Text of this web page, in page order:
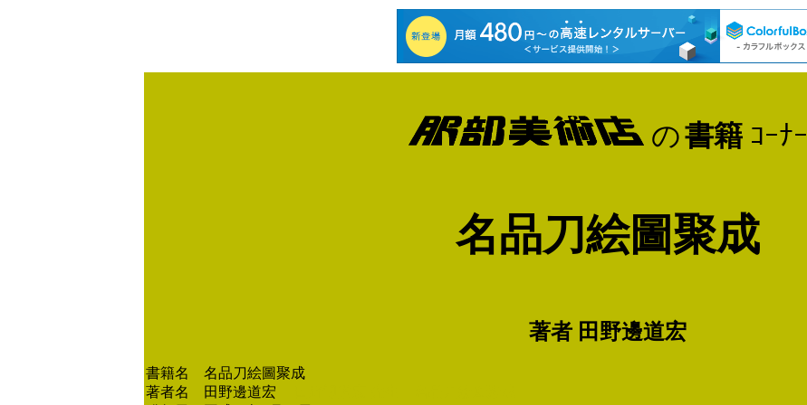
の書籍ｺｰﾅｰ
名品刀絵圖聚成
著者 田野邊道宏
書籍名 名品刀絵圖聚成
著者名 田野邊道宏